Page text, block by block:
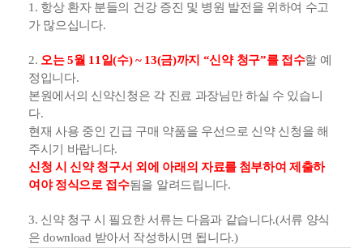
1. 항상 환자 분들의 건강 증진 및 병원 발전을 위하여 수고
가 많으십니다.
2. 오는5월 11 일(수) ~ 13(금)까지 “신약 청구”를 접수할 예
정입니다.
본원에서의 신약신청은 각 진료 과장님만 하실 수 있습니
다.
현재 사용 중인 긴급 구매 약품을 우선으로 신약 신청을 해
주시기 바랍니다.
신청 시 신약 청구서 외에 아래의 자료를 첨부하여 제출하
여야 정식으로 접수됨을 알려드립니다.
3. 신약 청구 시 필요한 서류는 다음과 같습니다.(서류 양식
은download 받아서 작성하시면 됩니다.)